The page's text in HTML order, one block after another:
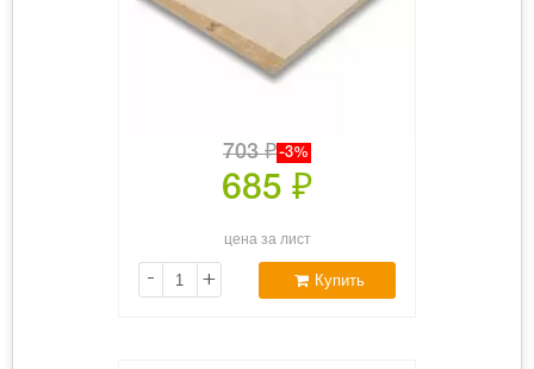
703₽-3%
685 ₽
цена за лист
- + Купить